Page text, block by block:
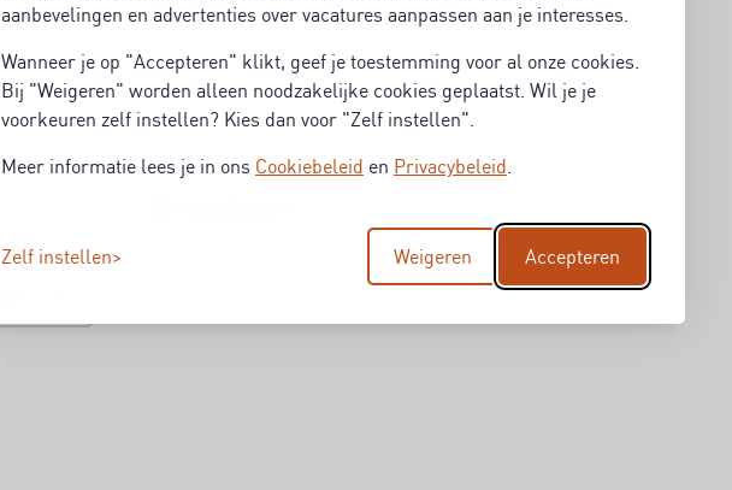
aanbevelingen en advertenties over vacatures aanpassen aan je interesses.
Wanneer je op "Accepteren" klikt, geef je toestemming voor al onze cookies.
Bij "Weigeren" worden alleen noodzakelijke cookies geplaatst. Wil je je
voorkeuren zelf instellen? Kies dan voor "Zelf instellen".
Meer informatie lees je in ons Cookiebeleid en Privacybeleid
Zelf instellen Weigeren Accepteren